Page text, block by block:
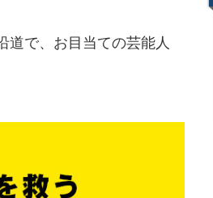
道で、お目当ての芸能人